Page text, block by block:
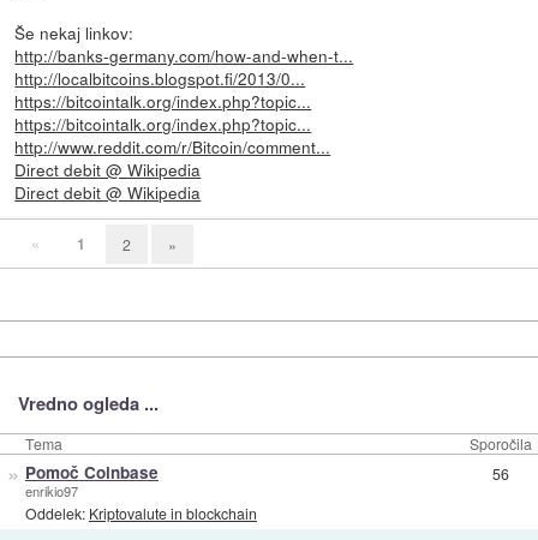
Še nekaj linkov:
http://banks-germany.com/how-and-when-t...
http://localbitcoins.blogspot.fi/2013/0...
https://bitcointalk.org/index.php?topic...
https://bitcointalk.org/index.php?topic...
http://www.reddit.com/r/Bitcoin/comment...
Direct debit @ Wikipedia
Direct debit @ Wikipedia
« 1 2 »
Vredno ogleda ...
Tema Sporočila
» Pomoč Coinbase
enrikio97
Oddelek: Kriptovalute in blockchain
56